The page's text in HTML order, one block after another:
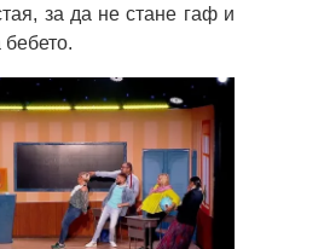
за да не стане гаф и